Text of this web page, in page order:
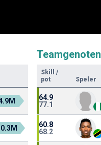
Teamgenoten
Skill
/
pot
Speler
64.9
77.1
60.8
68.2